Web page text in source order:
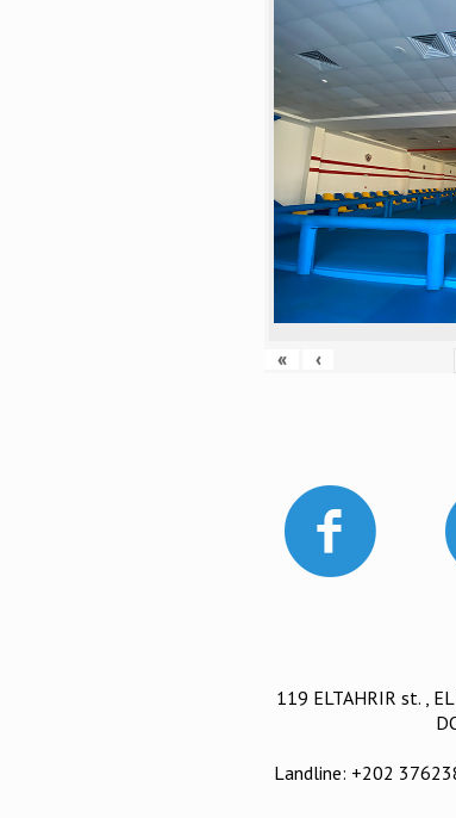
« ‹
119 ELTAHRIR st. ,
Landline: +202